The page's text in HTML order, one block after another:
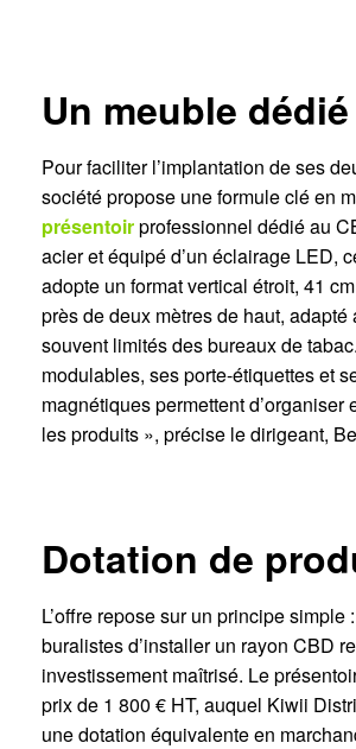
Un meuble dédié
Pour faciliter l’implantation de ses
société propose une formule clé en
présentoirprofessionnel dédié au
acier et équipé d’un éclairage LED,
adopte un format vertical étroit, 41
près de deux mètres de haut, adapté
souvent limités des bureaux de
modulables, ses porte-étiquettes et
magnétiques permettent d’organiser
les produits », précise le dirigeant,
Dotation de
L’offre repose sur un principe simple
buralistes d’installer un rayon CBD
investissement maîtrisé. Le
prix de 1 800 € HT, auquel Kiwii
une dotation équivalente en